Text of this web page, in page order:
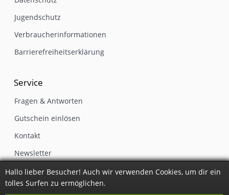
Jugendschutz
Verbraucherinformationen
Barrierefreiheitserklärung
Service
Fragen & Antworten
Gutschein einlösen
Kontakt
Newsletter
Impressum
Vertrag widerrufen
Hallo lieber Besucher! Auch wir verwenden Cookies, um dir ein
tolles Surfen zu ermöglichen.